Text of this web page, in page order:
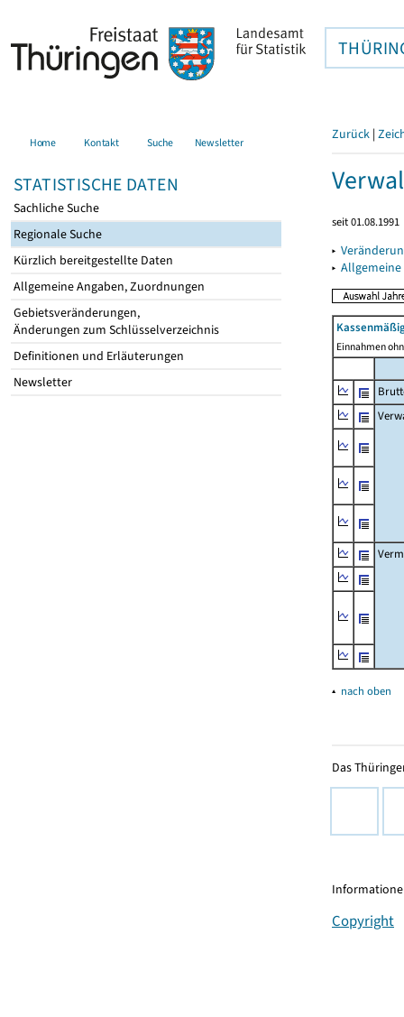
Home Kontakt Suche Newsletter
STATISTISCHE DATEN
Sachliche Suche
Regionale Suche
Kürzlich bereitgestellte Daten
Allgemeine Angaben, Zuordnungen
Gebietsveränderungen,
Änderungen zum Schlüsselverzeichnis
Definitionen und Erläuterungen
Newsletter
Zurück |
seit 01.08.1991
▸
▸
Einnahmen
▴ nach oben
Das
Copyright